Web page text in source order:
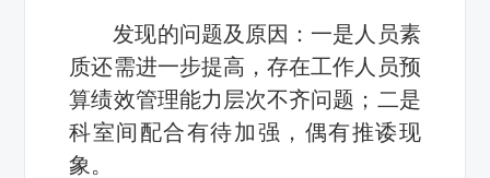
发现的问题及原因：一是人员素
质还需进一步提高，存在工作人员预
算绩效管理能力层次不齐问题；二是
科室间配合有待加强，偶有推诿现
象。